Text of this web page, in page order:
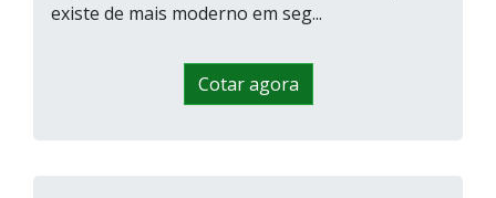
existe de mais moderno em seg...
Cotar agora